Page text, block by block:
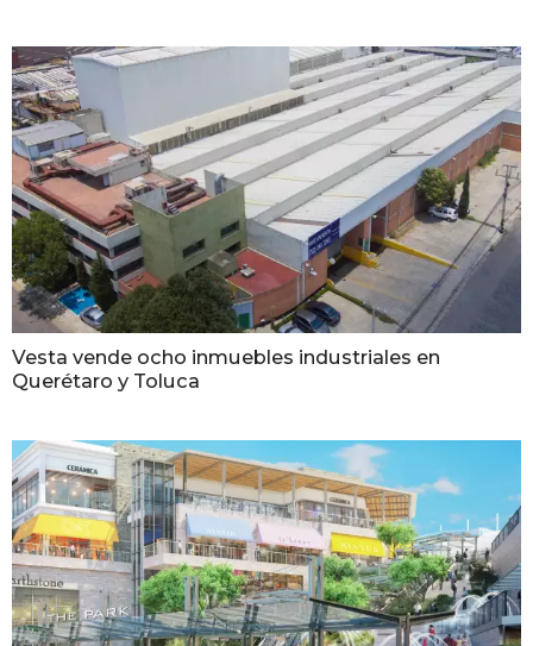
Vesta vende ocho inmuebles industriales en
Querétaro y Toluca